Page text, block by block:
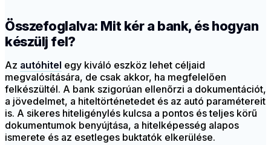
Összefoglalva: Mit kér a bank, és hogyan
készülj fel?
Az autóhitel egy kiváló eszköz lehet céljaid
megvalósítására, de csak akkor, ha megfelelően
felkészültél. A bank szigorúan ellenőrzi a dokumentációt,
a jövedelmet, a hiteltörténetedet és az autó paramétereit
is. A sikeres hiteligénylés kulcsa a pontos és teljes körű
dokumentumok benyújtása, a hitelképesség alapos
ismerete és az esetleges buktatók elkerülése.